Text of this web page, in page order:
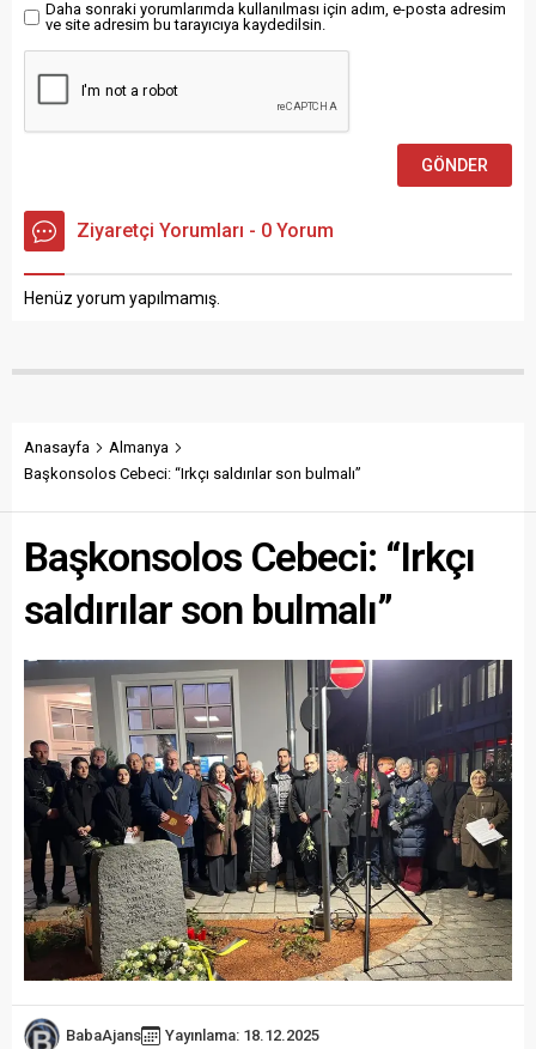
ülkedeki güvenlik durumuna
ilişkin...
Daha sonraki yorumlarımda kullanılması için adım, e-posta adresim
ve site adresim bu tarayıcıya kaydedilsin.
Ziyaretçi Yorumları - 0 Yorum
Henüz yorum yapılmamış.
Anasayfa
Almanya
Başkonsolos Cebeci: “Irkçı saldırılar son bulmalı”
Başkonsolos Cebeci: “Irkçı
saldırılar son bulmalı”
BabaAjans
Yayınlama: 18.12.2025